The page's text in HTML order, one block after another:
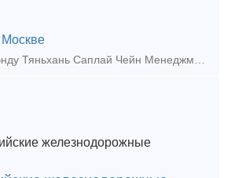
Москве
Наша компания Чэнду Тяньхань Саплай Чейн Менеджмент. ЛТД была основана в Чэнду, компания имеет филиалы обслуживания в Иу, Чэнду, Москве и т. д. В планах компании расширить свои возможности и о